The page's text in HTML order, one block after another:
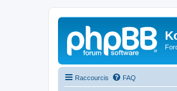
Raccourcis FAQ